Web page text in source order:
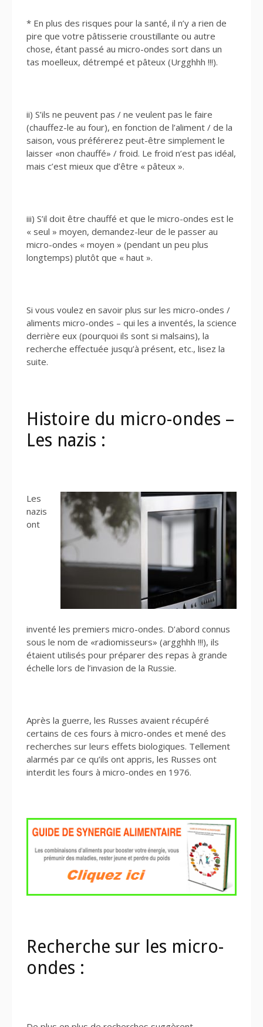
* En plus des risques pour la santé, il n’y a rien de
pire que votre pâtisserie croustillante ou autre
chose, étant passé au micro-ondes sort dans un
tas moelleux, détrempé et pâteux (Urgghhh !!!).
ii) S’ils ne peuvent pas / ne veulent pas le faire
(chauffez-le au four), en fonction de l’aliment / de la
saison, vous préférerez peut-être simplement le
laisser «non chauffé» / froid. Le froid n’est pas idéal,
mais c’est mieux que d’être « pâteux ».
iii) S’il doit être chauffé et que le micro-ondes est le
« seul » moyen, demandez-leur de le passer au
micro-ondes « moyen » (pendant un peu plus
longtemps) plutôt que « haut ».
Si vous voulez en savoir plus sur les micro-ondes /
aliments micro-ondes – qui les a inventés, la science
derrière eux (pourquoi ils sont si malsains), la
recherche effectuée jusqu’à présent, etc., lisez la
suite.
Histoire du micro-ondes –
Les nazis :
Les
nazis
ont
inventé les premiers micro-ondes. D’abord connus
sous le nom de «radiomisseurs» (argghhh !!!), ils
étaient utilisés pour préparer des repas à grande
échelle lors de l’invasion de la Russie.
Après la guerre, les Russes avaient récupéré
certains de ces fours à micro-ondes et mené des
recherches sur leurs effets biologiques. Tellement
alarmés par ce qu’ils ont appris, les Russes ont
interdit les fours à micro-ondes en 1976.
Recherche sur les micro-
ondes :